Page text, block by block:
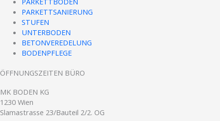
PARKETTSANIERUNG
STUFEN
UNTERBODEN
BETONVEREDELUNG
BODENPFLEGE
ÖFFNUNGSZEITEN BÜRO
MK BODEN KG
1230 Wien
Slamastrasse 23/Bauteil 2/2. OG